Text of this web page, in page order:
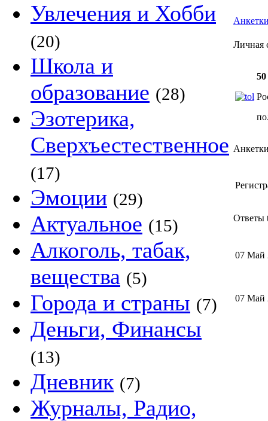
Увлечения и Хобби
(20)
Школа и
образование (28)
Эзотерика,
Сверхъестественное
(17)
Эмоции (29)
Актуальное (15)
Алкоголь, табак,
вещества (5)
Города и страны (7)
Деньги, Финансы
(13)
Дневник (7)
Журналы, Радио,
Личная
50
Ответы
07 Май
07 Май